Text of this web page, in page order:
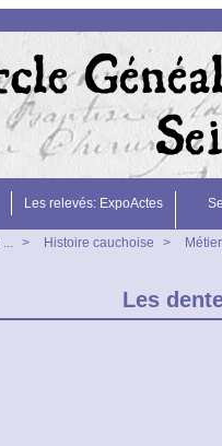
Les relevés: ExpoActes
> Histoire cauchoise >
Les